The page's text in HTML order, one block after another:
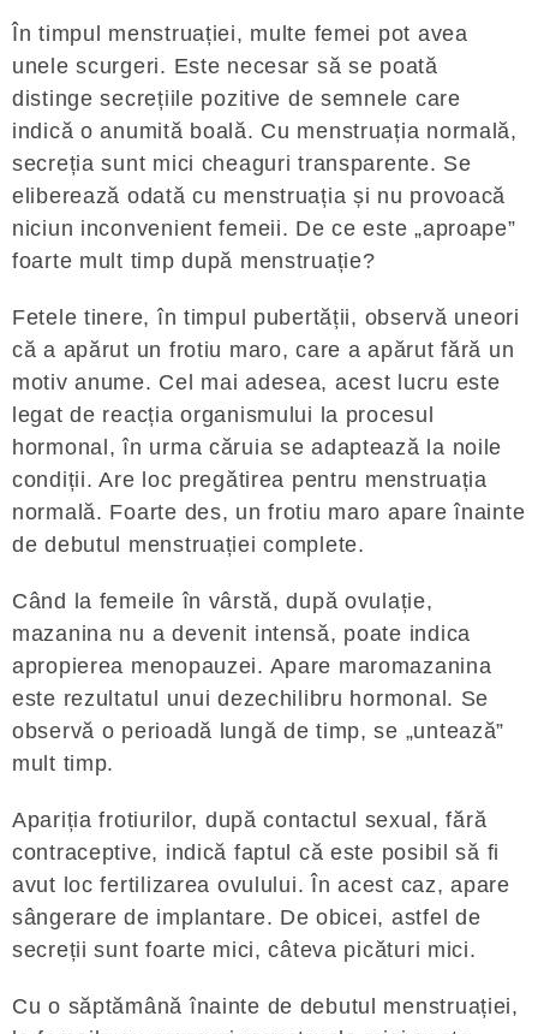
În timpul menstruației, multe femei pot avea
unele scurgeri. Este necesar să se poată
distinge secrețiile pozitive de semnele care
indică o anumită boală. Cu menstruația normală,
secreția sunt mici cheaguri transparente. Se
eliberează odată cu menstruația și nu provoacă
niciun inconvenient femeii. De ce este „aproape”
foarte mult timp după menstruație?
Fetele tinere, în timpul pubertății, observă uneori
că a apărut un frotiu maro, care a apărut fără un
motiv anume. Cel mai adesea, acest lucru este
legat de reacția organismului la procesul
hormonal, în urma căruia se adaptează la noile
condiții. Are loc pregătirea pentru menstruația
normală. Foarte des, un frotiu maro apare înainte
de debutul menstruației complete.
Când la femeile în vârstă, după ovulație,
mazanina nu a devenit intensă, poate indica
apropierea menopauzei. Apare maromazanina
este rezultatul unui dezechilibru hormonal. Se
observă o perioadă lungă de timp, se „untează”
mult timp.
Apariția frotiurilor, după contactul sexual, fără
contraceptive, indică faptul că este posibil să fi
avut loc fertilizarea ovulului. În acest caz, apare
sângerare de implantare. De obicei, astfel de
secreții sunt foarte mici, câteva picături mici.
Cu o săptămână înainte de debutul menstruației,